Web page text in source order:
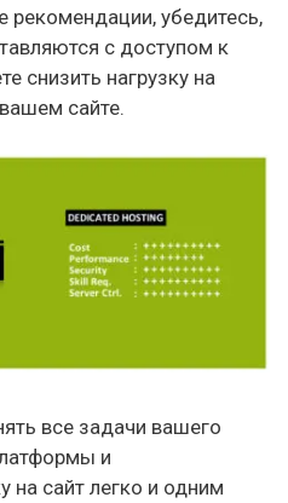
рекомендации, убедитесь,
с доступом к
снизить нагрузку на
сайте.
все задачи вашего
и
на сайт легко и одним